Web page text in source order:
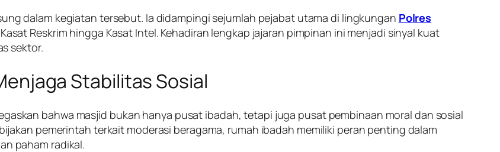
dalam kegiatan tersebut. Ia didampingi sejumlah pejabat utama di lingkungan Polres
Reskrim hingga Kasat Intel. Kehadiran lengkap jajaran pimpinan ini menjadi sinyal kuat
sektor.
Stabilitas Sosial
bahwa masjid bukan hanya pusat ibadah, tetapi juga pusat pembinaan moral dan sosial
pemerintah terkait moderasi beragama, rumah ibadah memiliki peran penting dalam
paham radikal.